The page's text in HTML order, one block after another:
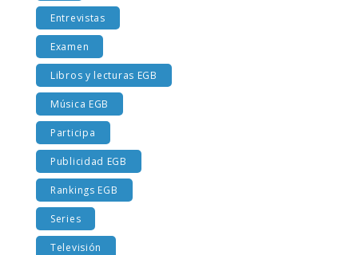
Entrevistas
Examen
Libros y lecturas EGB
Música EGB
Participa
Publicidad EGB
Rankings EGB
Series
Televisión